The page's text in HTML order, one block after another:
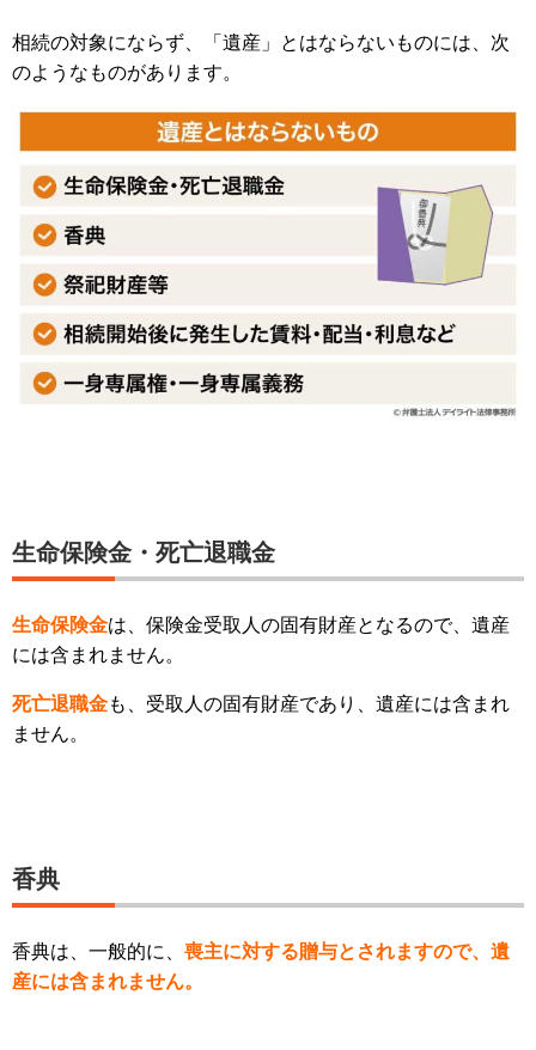
相続の対象にならず、「遺産」とはならないものには、次
のようなものがあります。
生命保険金・死亡退職金
生命保険金は、保険金受取人の固有財産となるので、遺産
には含まれません。
死亡退職金も、受取人の固有財産であり、遺産には含まれ
ません。
香典
香典は、一般的に、 喪主に対する贈与とされますので、遺
産には含まれません。